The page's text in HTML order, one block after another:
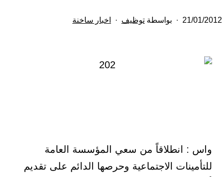
تم
21/01/2012 بواسطة توظيف
مصنف
اخبار ساخنة
واس : انطلاقاً من سعي المؤسسة العامة
للتأمينات الاجتماعية وحرصها الدائم على تقديم